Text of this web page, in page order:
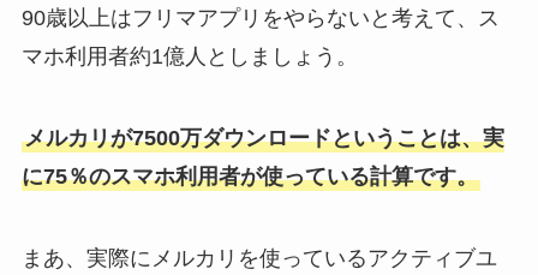
90歳以上はフリマアプリをやらないと考えて、ス
マホ利用者約1億人としましょう。
メルカリが7500万ダウンロードということは、実
に75％のスマホ利用者が使っている計算です。
まあ、実際にメルカリを使っているアクティブユ